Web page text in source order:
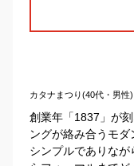
カタナまつり(40代・男性)
創業年「1837」が
ングが絡み合うモダ
シンプルでありな